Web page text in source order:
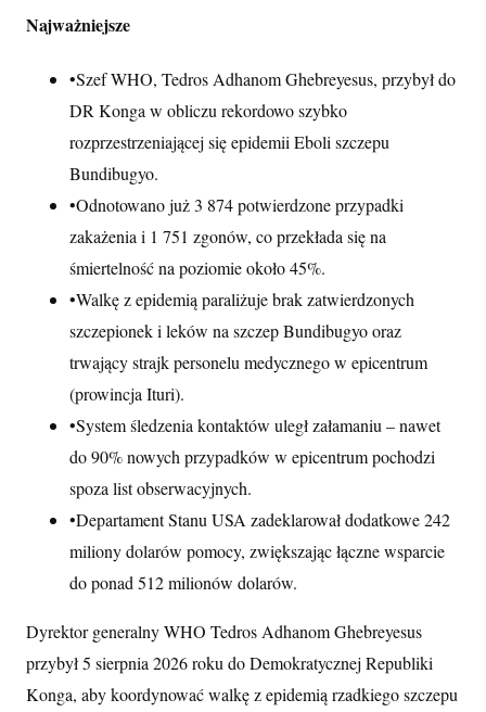
Najważniejsze
•Szef WHO, Tedros Adhanom Ghebreyesus, przybył do
DR Konga w obliczu rekordowo szybko
rozprzestrzeniającej się epidemii Eboli szczepu
Bundibugyo.
•Odnotowano już 3 874 potwierdzone przypadki
zakażenia i 1 751 zgonów, co przekłada się na
śmiertelność na poziomie około 45%.
•Walkę z epidemią paraliżuje brak zatwierdzonych
szczepionek i leków na szczep Bundibugyo oraz
trwający strajk personelu medycznego w epicentrum
(prowincja Ituri).
•System śledzenia kontaktów uległ załamaniu – nawet
do 90% nowych przypadków w epicentrum pochodzi
spoza list obserwacyjnych.
•Departament Stanu USA zadeklarował dodatkowe 242
miliony dolarów pomocy, zwiększając łączne wsparcie
do ponad 512 milionów dolarów.
Dyrektor generalny WHO Tedros Adhanom Ghebreyesus
przybył 5 sierpnia 2026 roku do Demokratycznej Republiki
Konga, aby koordynować walkę z epidemią rzadkiego szczepu